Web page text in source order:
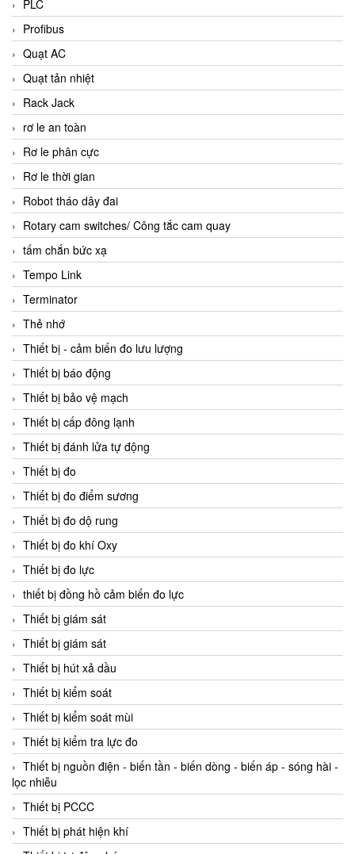
PLC
Profibus
Quạt AC
Quạt tản nhiệt
Rack Jack
rơ le an toàn
Rơ le phân cực
Rơ le thời gian
Robot tháo dây đai
Rotary cam switches/ Công tắc cam quay
tấm chắn bức xạ
Tempo Link
Terminator
Thẻ nhớ
Thiết bị - cảm biến đo lưu lượng
Thiết bị báo động
Thiết bị bảo vệ mạch
Thiết bị cấp đông lạnh
Thiết bị đánh lửa tự động
Thiết bị đo
Thiết bị đo điểm sương
Thiết bị đo dộ rung
Thiết bị đo khí Oxy
Thiết bị đo lực
thiết bị đồng hồ cảm biến đo lực
Thiết bị giám sát
Thiết bị giám sát
Thiết bị hút xả dầu
Thiết bị kiểm soát
Thiết bị kiểm soát mùi
Thiết bị kiểm tra lực đo
Thiết bị nguồn điện - biến tần - biến dòng - biến áp - sóng hài -
lọc nhiễu
Thiết bị PCCC
Thiết bị phát hiện khí